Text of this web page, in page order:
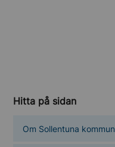
Hitta på sidan
Om Sollentuna kommun